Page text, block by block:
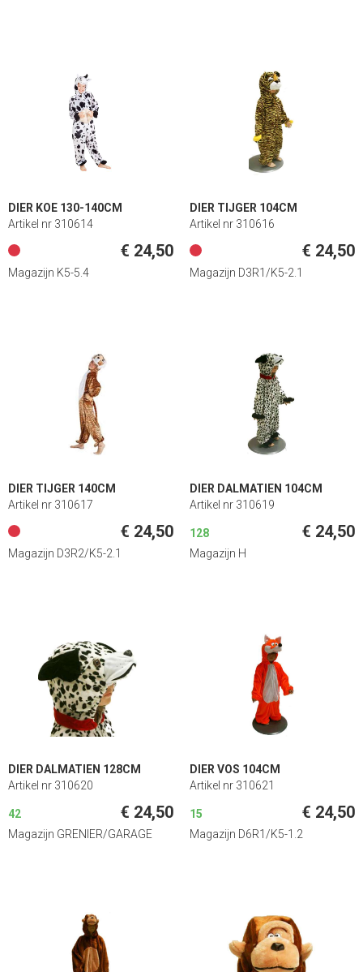
DIER KOE 130-140CM
Artikel nr 310614
€ 24,50
Magazijn K5-5.4
DIER TIJGER 104CM
Artikel nr 310616
€ 24,50
Magazijn D3R1/K5-2.1
DIER TIJGER 140CM
Artikel nr 310617
€ 24,50
Magazijn D3R2/K5-2.1
DIER DALMATIEN 104CM
Artikel nr 310619
128 € 24,50
Magazijn H
DIER DALMATIEN 128CM
Artikel nr 310620
42 € 24,50
Magazijn GRENIER/GARAGE
DIER VOS 104CM
Artikel nr 310621
15 € 24,50
Magazijn D6R1/K5-1.2